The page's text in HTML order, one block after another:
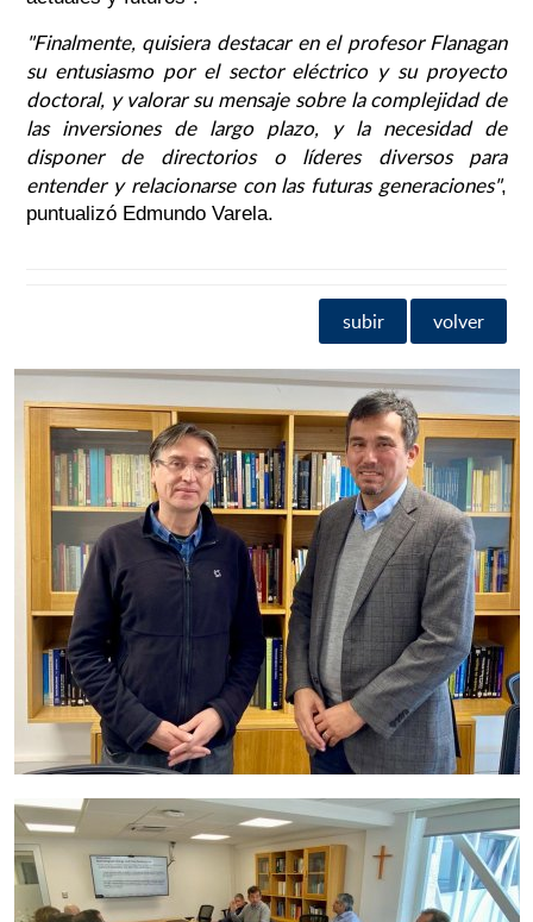
"Finalmente, quisiera destacar en el profesor Flanagan
su entusiasmo por el sector eléctrico y su proyecto
doctoral, y valorar su mensaje sobre la complejidad de
las inversiones de largo plazo, y la necesidad de
disponer de directorios o líderes diversos para
entender y relacionarse con las futuras generaciones",
puntualizó Edmundo Varela.
subir volver